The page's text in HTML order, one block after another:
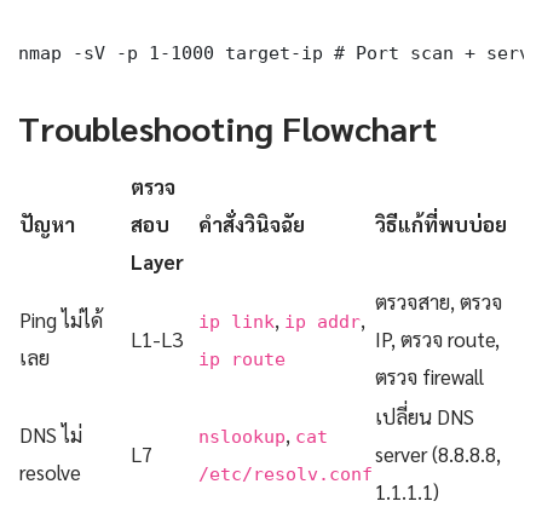
nmap -sV -p 1-1000 target-ip # Port scan +
Troubleshooting Flowchart
ปัญหา
ตรวจ
สอบ
Layer
คำสั่งวินิจฉัย วิธีแก้ที่พบบ่อย
Ping ไม่ได้
เลย
L1-L3
ip link, ip addr,
ip route
ตรวจสาย, ตรวจ
IP, ตรวจ route,
ตรวจ firewall
DNS ไม่
resolve
L7
nslookup, cat
/etc/resolv.conf
เปลี่ยน DNS
server (8.8.8.8,
1.1.1.1)